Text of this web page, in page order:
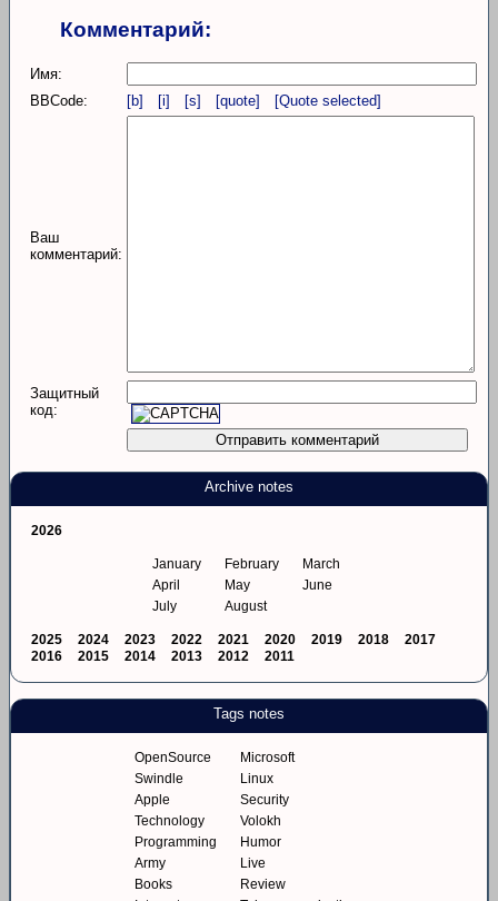
Комментарий:
Имя:
BBCode:
[b] [i] [s] [quote] [Quote selected]
Ваш
комментарий:
Защитный
код:
Archive notes
2026
January February
March
April
May
June
July
August
2025 2024 2023 2022 2021 2020 2019 2018
2017
2016
2015 2014 2013 2012 2011
Tags notes
OpenSource
Microsoft
Swindle
Linux
Apple
Security
Technology
Volokh
Programming
Humor
Army
Live
Books
Review